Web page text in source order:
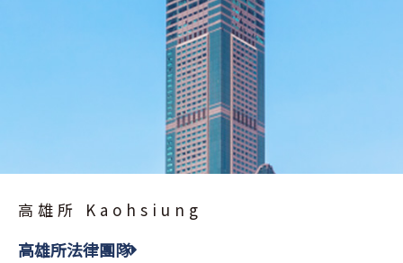
高雄所 Kaohsiung
高雄所法律團隊